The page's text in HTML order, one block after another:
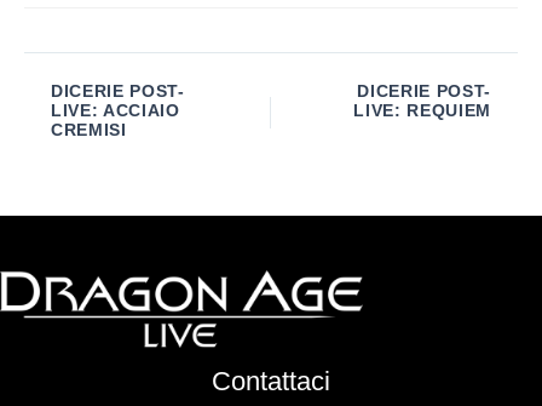
DICERIE POST-
LIVE: ACCIAIO
CREMISI
DICERIE POST-
LIVE: REQUIEM
Contattaci